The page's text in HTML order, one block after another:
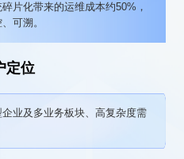
片化带来的运维成本约50%，
可溯。
定位
业及多业务板块、高复杂度需